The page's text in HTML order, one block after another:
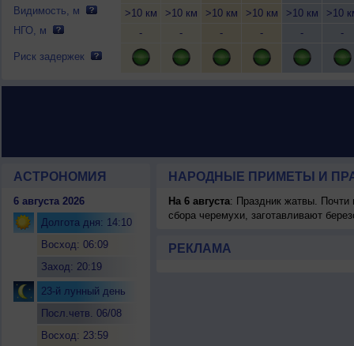
Видимость, м
НГО, м
Риск задержек
>10 км
-
>10 км
-
>10 км
-
>10 км
-
>10 км
-
>10
-
АСТРОНОМИЯ
6 августа 2026
Долгота дня: 14:10
Восход: 06:09
Заход: 20:19
23-й лунный день
Посл.четв. 06/08
Восход: 23:59
НАРОДНЫЕ ПРИМЕТЫ И
На 6 августа: Праздник жатвы. Почти
сбора черемухи, заготавливают
РЕКЛАМА